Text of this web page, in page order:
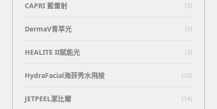
CAPRI 藍雷射 (5)
DermaV青萃光 (9)
HEALITE II賦能光 (3)
HydraFacial海菲秀水飛梭 (20)
JETPEEL潔比爾 (14)